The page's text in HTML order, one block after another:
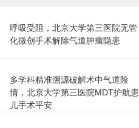
呼吸受阻，北京大学第三医院无管
化微创手术解除气道肿瘤隐患
多学科精准溯源破解术中气道险
情，北京大学第三医院MDT护航患
儿手术平安